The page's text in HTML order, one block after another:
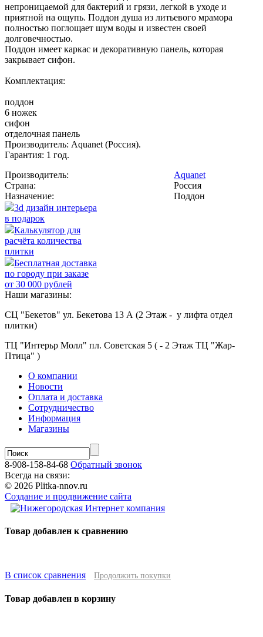
непроницаемой для бактерий и грязи, легкой в уходе и
приятной на ощупь. Поддон душа из литьевого мрамора
полностью поглощает шум воды и известен своей
долговечностью.
Поддон имеет каркас и декоративную панель, которая
закрывает сифон.
Комплектация:
поддон
6 ножек
сифон
отделочная панель
Производитель: Aquanet (Россия).
Гарантия: 1 год.
Производитель:
Aquanet
Страна:
Россия
Назначение:
Поддон
3d дизайн интерьера
в подарок
Калькулятор для
расчёта количества
плитки
Бесплатная доставка
по городу при заказе
от 30 000 рублей
Наши магазины:
СЦ "Бекетов" ул. Бекетова 13 А (2 Этаж - у лифта отдел
плитки)
ТЦ "Интерьр Молл" пл. Советская 5 ( - 2 Этаж ТЦ "Жар-
Птица" )
О компании
Новости
Оплата и доставка
Сотрудничество
Информация
Магазины
8-908-158-84-68 Обратный звонок
Всегда на связи:
© 2026 Plitka-nnov.ru
Создание и продвижение сайта
Товар добавлен к сравнению
В список сравнения Продолжить покупки
Товар добавлен в корзину